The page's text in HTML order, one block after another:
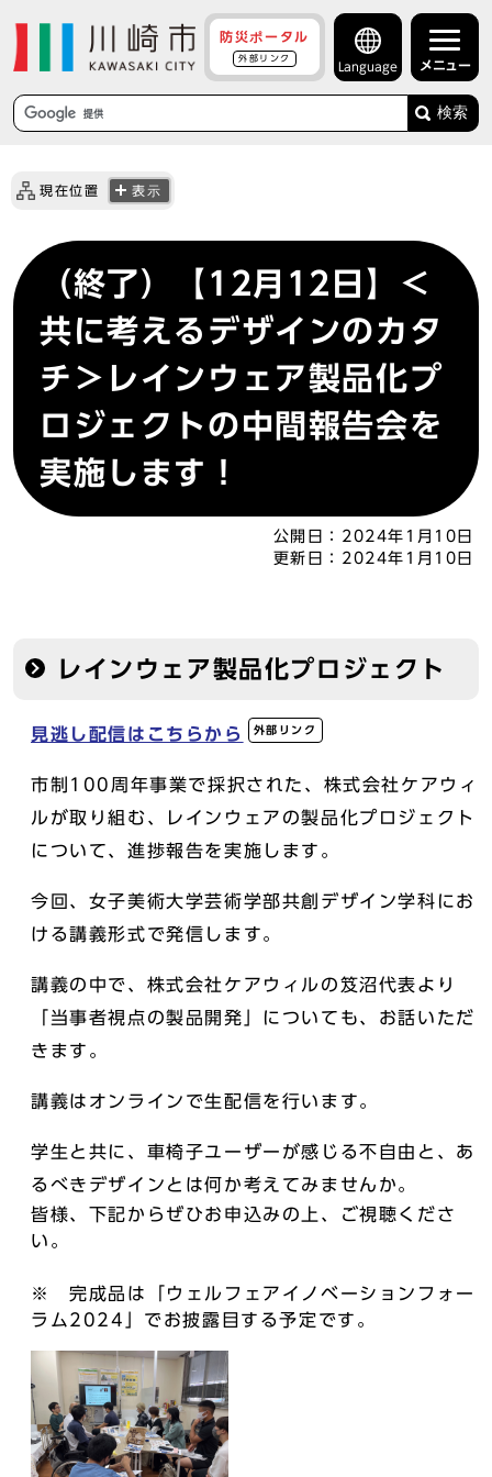
防災ポータル
外部リンク
Language メニュー
検索
現在位置 表示
（終了）【12月12日】＜
共に考えるデザインのカタ
チ＞レインウェア製品化プ
ロジェクトの中間報告会を
実施します！
公開日： 2024年1月10日
更新日： 2024年1月10日
レインウェア製品化プロジェクト
見逃し配信はこちらから 外部リンク
市制100周年事業で採択された、株式会社ケアウィ
ルが取り組む、レインウェアの製品化プロジェクト
について、進捗報告を実施します。
今回、女子美術大学芸術学部共創デザイン学科にお
ける講義形式で発信します。
講義の中で、株式会社ケアウィルの笈沼代表より
「当事者視点の製品開発」についても、お話いただ
きます。
講義はオンラインで生配信を行います。
学生と共に、車椅子ユーザーが感じる不自由と、あ
るべきデザインとは何か考えてみませんか。
皆様、下記からぜひお申込みの上、ご視聴くださ
い。
※ 完成品は「ウェルフェアイノベーションフォー
ラム2024」でお披露目する予定です。